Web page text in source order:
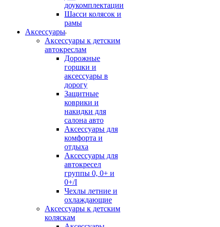
доукомплектации
Шасси колясок и
рамы
Аксессуары
Аксессуары к детским
автокреслам
Дорожные
горшки и
аксессуары в
дорогу
Защитные
коврики и
накидки для
салона авто
Аксессуары для
комфорта и
отдыха
Аксессуары для
автокресел
группы 0, 0+ и
0+/I
Чехлы летние и
охлаждающие
Аксессуары к детским
коляскам